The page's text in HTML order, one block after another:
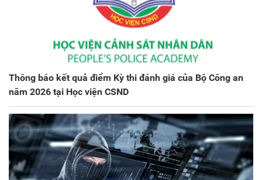
Thông báo kết quả điểm Kỳ thi đánh giá của Bộ Công an
năm 2026 tại Học viện CSND